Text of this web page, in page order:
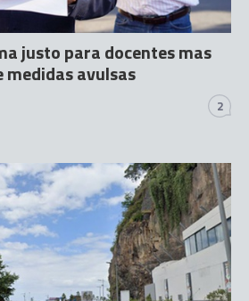
justo para docentes mas
medidas avulsas
2